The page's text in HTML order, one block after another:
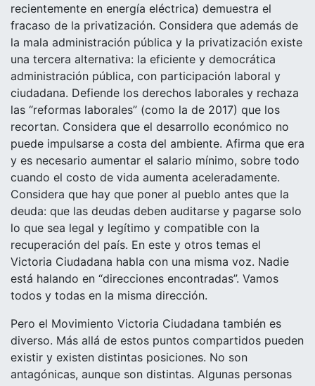
recientemente en energía eléctrica) demuestra el
fracaso de la privatización. Considera que además de
la mala administración pública y la privatización existe
una tercera alternativa: la eficiente y democrática
administración pública, con participación laboral y
ciudadana. Defiende los derechos laborales y rechaza
las “reformas laborales” (como la de 2017) que los
recortan. Considera que el desarrollo económico no
puede impulsarse a costa del ambiente. Afirma que era
y es necesario aumentar el salario mínimo, sobre todo
cuando el costo de vida aumenta aceleradamente.
Considera que hay que poner al pueblo antes que la
deuda: que las deudas deben auditarse y pagarse solo
lo que sea legal y legítimo y compatible con la
recuperación del país. En este y otros temas el
Victoria Ciudadana habla con una misma voz. Nadie
está halando en “direcciones encontradas”. Vamos
todos y todas en la misma dirección.
Pero el Movimiento Victoria Ciudadana también es
diverso. Más allá de estos puntos compartidos pueden
existir y existen distintas posiciones. No son
antagónicas, aunque son distintas. Algunas personas